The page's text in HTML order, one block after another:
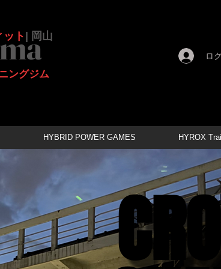
ット | 岡山
ングジム
ロ
HYBRID POWER GAMES HYROX